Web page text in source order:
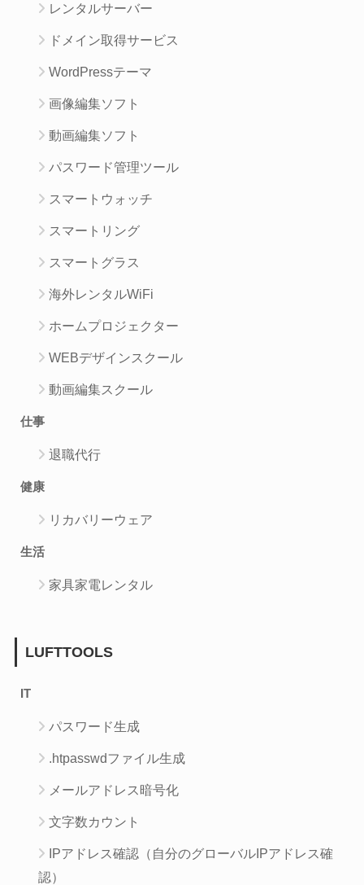
レンタルサーバー
ドメイン取得サービス
WordPressテーマ
画像編集ソフト
動画編集ソフト
パスワード管理ツール
スマートウォッチ
スマートリング
スマートグラス
海外レンタルWiFi
ホームプロジェクター
WEBデザインスクール
動画編集スクール
仕事
退職代行
健康
リカバリーウェア
生活
家具家電レンタル
LUFTTOOLS
IT
パスワード生成
.htpasswdファイル生成
メールアドレス暗号化
文字数カウント
IPアドレス確認（自分のグローバルIPアドレス確
認）